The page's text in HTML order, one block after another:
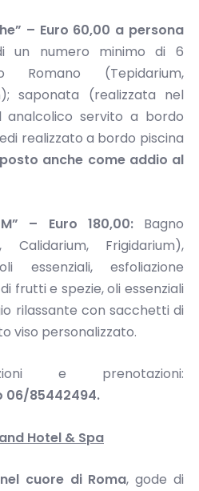
– Euro 60,00 a persona
un numero minimo di 6
Romano (Tepidarium,
saponata (realizzata nel
servito a bordo
realizzato a bordo piscina
anche come addio al
– Euro 180,00: Bagno
Calidarium, Frigidarium),
essenziali, esfoliazione
frutti e spezie, oli essenziali
rilassante con sacchetti di
viso personalizzato.
e prenotazioni:
06/85442494.
Hotel & Spa
cuore di Roma, gode di